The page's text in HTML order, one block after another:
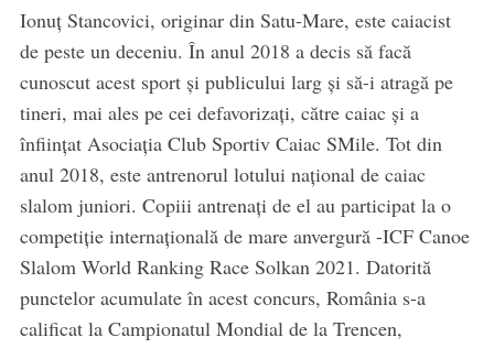
Ionuț Stancovici, originar din Satu-Mare, este caiacist
de peste un deceniu. În anul 2018 a decis să facă
cunoscut acest sport și publicului larg și să-i atragă pe
tineri, mai ales pe cei defavorizați, către caiac și a
înființat Asociația Club Sportiv Caiac SMile. Tot din
anul 2018, este antrenorul lotului național de caiac
slalom juniori. Copiii antrenați de el au participat la o
competiție internațională de mare anvergură -ICF Canoe
Slalom World Ranking Race Solkan 2021. Datorită
punctelor acumulate în acest concurs, România s-a
calificat la Campionatul Mondial de la Trencen,